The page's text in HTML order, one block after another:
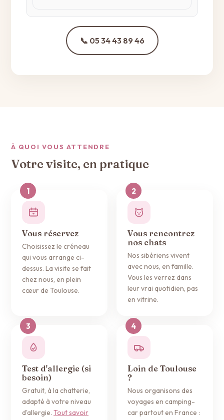
📞 05 34 43 89 46
À QUOI VOUS ATTENDRE
Votre visite, en pratique
Vous réservez
Choisissez le créneau
qui vous arrange ci-
dessus. La visite se fait
chez nous, en plein
cœur de Toulouse.
Vous rencontrez
nos chats
Nos sibériens vivent
avec nous, en famille.
Vous les verrez dans
leur vrai quotidien, pas
en vitrine.
Test d'allergie (si
besoin)
Gratuit, à la chatterie,
adapté à votre niveau
d'allergie. Tout savoir
Loin de Toulouse
?
Nous organisons des
voyages en camping-
car partout en France :